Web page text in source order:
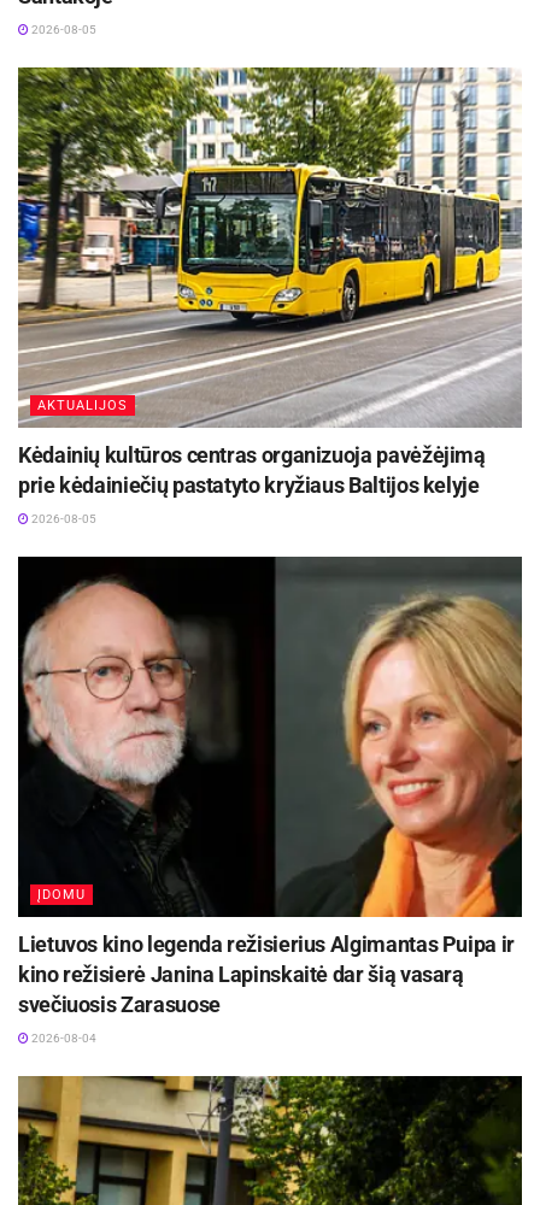
2026-08-05
AKTUALIJOS
Kėdainių kultūros centras organizuoja pavėžėjimą
prie kėdainiečių pastatyto kryžiaus Baltijos kelyje
2026-08-05
ĮDOMU
Lietuvos kino legenda režisierius Algimantas Puipa ir
kino režisierė Janina Lapinskaitė dar šią vasarą
svečiuosis Zarasuose
2026-08-04